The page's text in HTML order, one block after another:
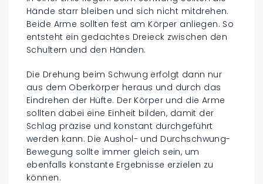
Hände starr bleiben und sich nicht mitdrehen.
Beide Arme sollten fest am Körper anliegen. So
entsteht ein gedachtes Dreieck zwischen den
Schultern und den Händen.
Die Drehung beim Schwung erfolgt dann nur
aus dem Oberkörper heraus und durch das
Eindrehen der Hüfte. Der Körper und die Arme
sollten dabei eine Einheit bilden, damit der
Schlag präzise und konstant durchgeführt
werden kann. Die Aushol- und Durchschwung-
Bewegung sollte immer gleich sein, um
ebenfalls konstante Ergebnisse erzielen zu
können.